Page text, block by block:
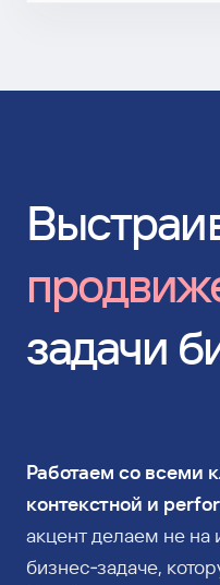
задачи
Работаем со всеми
контекстной и
акцент делаем не на
бизнес‑задаче,